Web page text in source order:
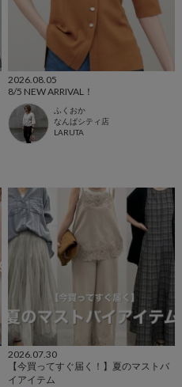
2026.08.05
8/5 NEW ARRIVAL！
ふくおか
なんばシティ店
LARUTA
2026.07.30
【今買ってすぐ届く！】夏のマストバ
イアイテム